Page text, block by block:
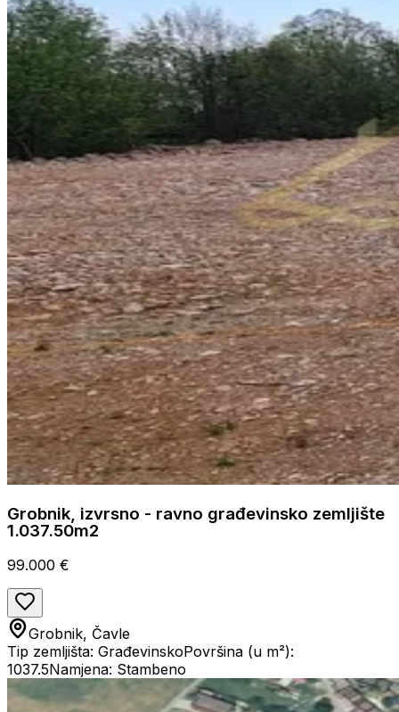
Grobnik, izvrsno - ravno građevinsko zemljište
1.037.50m2
99.000 €
Grobnik, Čavle
Tip zemljišta: GrađevinskoPovršina (u m²):
1037.5Namjena: Stambeno